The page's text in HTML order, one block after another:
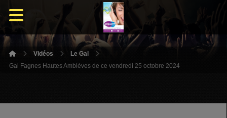
Vidéos
Le Gal
Gal Fagnes Hautes Amblèves de ce vendredi 25 octobre 2024